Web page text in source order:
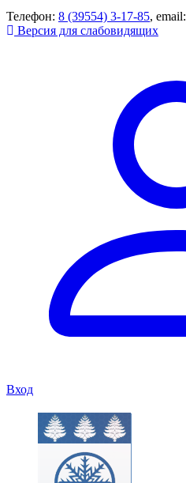
Телефон: 8 (39554) 3-17-85, email:
Версия для слабовидящих
Вход